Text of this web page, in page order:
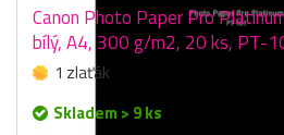
Canon Photo Paper Pro
bílý, A4, 300 g/m2, 20 ks, PT-
1 zlaťák
Skladem > 9 ks